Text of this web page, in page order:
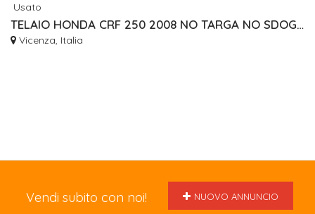
Usato
TELAIO HONDA CRF 250 2008 NO TARGA NO SDOGANAMENTO
Vicenza, Italia
Vendi subito con noi! NUOVO ANNUNCIO